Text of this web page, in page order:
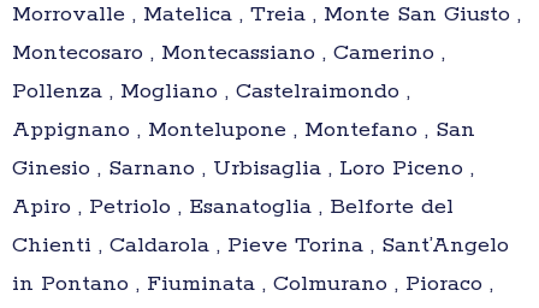
Morrovalle , Matelica , Treia , Monte San Giusto ,
Montecosaro , Montecassiano , Camerino ,
Pollenza , Mogliano , Castelraimondo ,
Appignano , Montelupone , Montefano , San
Ginesio , Sarnano , Urbisaglia , Loro Piceno ,
Apiro , Petriolo , Esanatoglia , Belforte del
Chienti , Caldarola , Pieve Torina , Sant’Angelo
in Pontano , Fiuminata , Colmurano , Pioraco ,